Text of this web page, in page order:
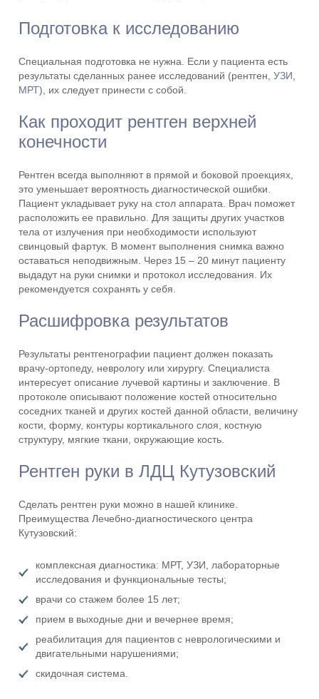
Подготовка к исследованию
Специальная подготовка не нужна. Если у пациента есть
результаты сделанных ранее исследований (рентген,УЗИ
МРТ), их следует принести с собой.
Как проходит рентген верхней
конечности
Рентген всегда выполняют в прямой и боковой проекциях,
это уменьшает вероятность диагностической ошибки.
Пациент укладывает руку на стол аппарата. Врач поможет
расположить ее правильно. Для защиты других участков
тела от излучения при необходимости используют
свинцовый фартук. В момент выполнения снимка важно
оставаться неподвижным. Через 15 – 20 минут пациенту
выдадут на руки снимки и протокол исследования. Их
рекомендуется сохранять у себя.
Расшифровка результатов
Результаты рентгенографии пациент должен показать
врачу-ортопеду, неврологу или хирургу. Специалиста
интересует описание лучевой картины и заключение. В
протоколе описывают положение костей относительно
соседних тканей и других костей данной области, величину
кости, форму, контуры кортикального слоя, костную
структуру, мягкие ткани, окружающие кость.
Рентген руки в ЛДЦ Кутузовский
Сделать рентген руки можно в нашей клинике.
Преимущества Лечебно-диагностического центра
Кутузовский:
комплексная диагностика: МРТ, УЗИ, лабораторные
исследования и функциональные тесты;
врачи со стажем более 15 лет;
прием в выходные дни и вечернее время;
реабилитация для пациентов с неврологическими и
двигательными нарушениями;
скидочная система.